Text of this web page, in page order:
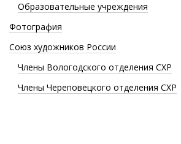
Образовательные учреждения
Фотография
Союз художников России
Члены Вологодского отделения СХР
Члены Череповецкого отделения СХР